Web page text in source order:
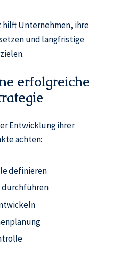
Unternehmen, ihre
und langfristige
erfolgreiche
Entwicklung ihrer
achten:
definieren